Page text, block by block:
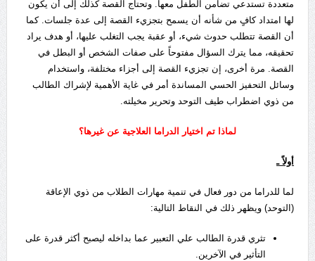
متعددة تستدعي تضامن الطفل معها. وتحتاج القصة كذلك إلى أن يكون
لها امتداد كافٍ من شأنه أن يسمح بتجزيء القصة إلى عدة جلسات. كما
أن القصة تتطلب حدوث شيء، أو عقبة يجب التغلب عليها، أو هدف يراد
تحقيقه، مما يترك السؤال مفتوحاً على صفات الشخص أو البطل في
القصة. مرة أخرى، إن تجزيء القصة إلى أجزاء مختلفة، واستخدام
وسائل التحفيز الحسي المساندة أمر في غاية الأهمية لإشراك الطالب
من ذوي اضطراب طيف التوحد وتحرير مخيلته.
لماذا تم اختيار الدراما العلاجية عن غيرها؟
أولاً ـ
لما للدراما من دور فعال في تنمية مهارات الطلاب من ذوي الإعاقة
(التوحد) ويظهر ذلك في النقاط التالية:
تثري قدرة الطالب علي التعبير عما بداخله ليصبح أكثر قدرة على
التأثير في الآخرين.